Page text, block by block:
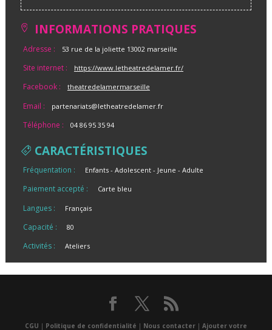
INFORMATIONS PRATIQUES
Adresse : 53 rue de la joliette 13002 marseille
Site internet : https://www.letheatredelamer.fr/
Facebook : theatredelamermarseille
Email : partenariats@letheatredelamer.fr
Téléphone : 04 86 95 35 94
CARACTÉRISTIQUES
Fréquentation : Enfants Adolescent Jeune Adulte
Paiement accepté : Carte bleu
Langues : Français
Capacité : 80
Activités : Ateliers
CGU | Politique de confidentialité | Nous contacter| Ajouter votre